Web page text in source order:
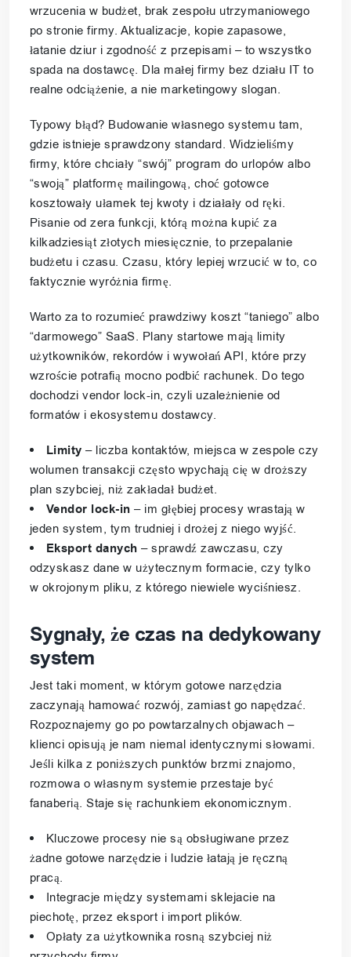
wrzucenia w budżet, brak zespołu utrzymaniowego
po stronie firmy. Aktualizacje, kopie zapasowe,
łatanie dziur i zgodność z przepisami – to wszystko
spada na dostawcę. Dla małej firmy bez działu IT to
realne odciążenie, a nie marketingowy slogan.
Typowy błąd? Budowanie własnego systemu tam,
gdzie istnieje sprawdzony standard. Widzieliśmy
firmy, które chciały “swój” program do urlopów albo
“swoją” platformę mailingową, choć gotowce
kosztowały ułamek tej kwoty i działały od ręki.
Pisanie od zera funkcji, którą można kupić za
kilkadziesiąt złotych miesięcznie, to przepalanie
budżetu i czasu. Czasu, który lepiej wrzucić w to, co
faktycznie wyróżnia firmę.
Warto za to rozumieć prawdziwy koszt “taniego” albo
“darmowego” SaaS. Plany startowe mają limity
użytkowników, rekordów i wywołań API, które przy
wzroście potrafią mocno podbić rachunek. Do tego
dochodzi vendor lock-in, czyli uzależnienie od
formatów i ekosystemu dostawcy.
Limity – liczba kontaktów, miejsca w zespole czy
wolumen transakcji często wpychają cię w droższy
plan szybciej, niż zakładał budżet.
Vendor lock-in – im głębiej procesy wrastają w
jeden system, tym trudniej i drożej z niego wyjść.
Eksport danych – sprawdź zawczasu, czy
odzyskasz dane w użytecznym formacie, czy tylko
w okrojonym pliku, z którego niewiele wyciśniesz.
Sygnały, że czas na dedykowany
system
Jest taki moment, w którym gotowe narzędzia
zaczynają hamować rozwój, zamiast go napędzać.
Rozpoznajemy go po powtarzalnych objawach –
klienci opisują je nam niemal identycznymi słowami.
Jeśli kilka z poniższych punktów brzmi znajomo,
rozmowa o własnym systemie przestaje być
fanaberią. Staje się rachunkiem ekonomicznym.
Kluczowe procesy nie są obsługiwane przez
żadne gotowe narzędzie i ludzie łatają je ręczną
pracą.
Integracje między systemami sklejacie na
piechotę, przez eksport i import plików.
Opłaty za użytkownika rosną szybciej niż